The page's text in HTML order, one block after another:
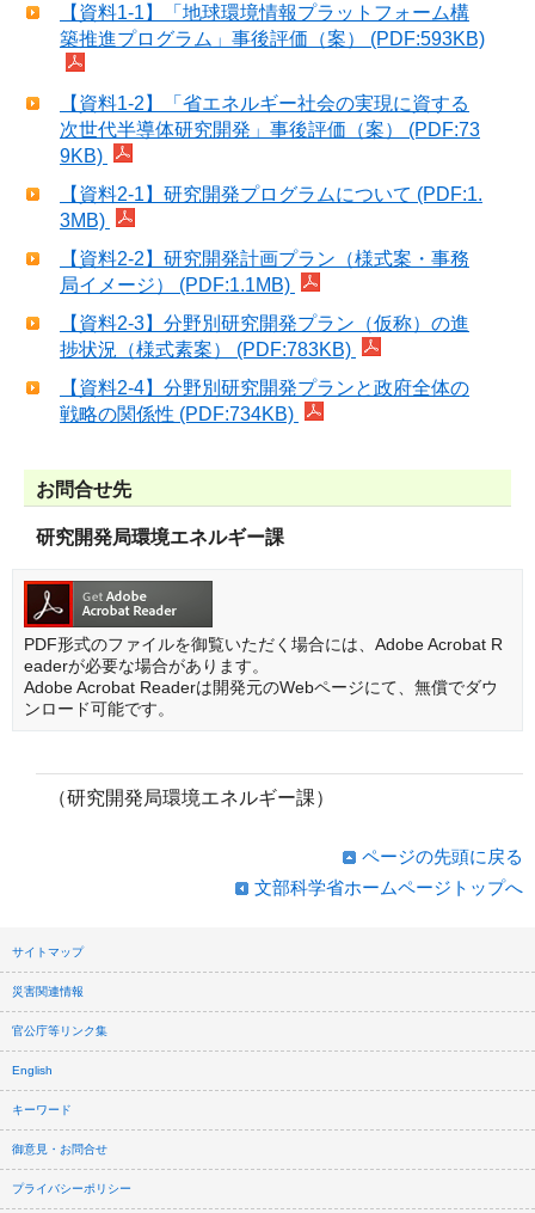
【資料1-1】「地球環境情報プラットフォーム構
築推進プログラム」事後評価（案） (PDF:593KB)
【資料1-2】「省エネルギー社会の実現に資する
次世代半導体研究開発」事後評価（案） (PDF:73
9KB)
【資料2-1】研究開発プログラムについて (PDF:1.
3MB)
【資料2-2】研究開発計画プラン（様式案・事務
局イメージ） (PDF:1.1MB)
【資料2-3】分野別研究開発プラン（仮称）の進
捗状況（様式素案） (PDF:783KB)
【資料2-4】分野別研究開発プランと政府全体の
戦略の関係性 (PDF:734KB)
お問合せ先
研究開発局環境エネルギー課
PDF形式のファイルを御覧いただく場合には、Adobe Acrobat R
eaderが必要な場合があります。
Adobe Acrobat Readerは開発元のWebページにて、無償でダウ
ンロード可能です。
（研究開発局環境エネルギー課）
ページの先頭に戻る
文部科学省ホームページトップへ
サイトマップ
災害関連情報
官公庁等リンク集
English
キーワード
御意見・お問合せ
プライバシーポリシー